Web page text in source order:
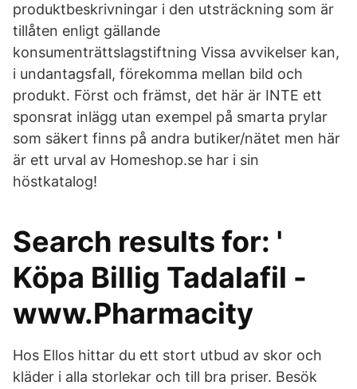
produktbeskrivningar i den utsträckning som är
tillåten enligt gällande
konsumenträttslagstiftning Vissa avvikelser kan,
i undantagsfall, förekomma mellan bild och
produkt. Först och främst, det här är INTE ett
sponsrat inlägg utan exempel på smarta prylar
som säkert finns på andra butiker/nätet men här
är ett urval av Homeshop.se har i sin
höstkatalog!
Search results for: '
Köpa Billig Tadalafil -
www.Pharmacity
Hos Ellos hittar du ett stort utbud av skor och
kläder i alla storlekar och till bra priser. Besök